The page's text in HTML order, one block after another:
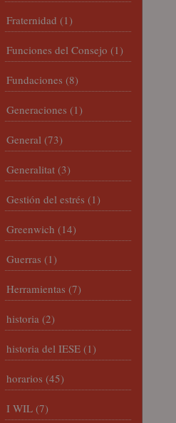
Fraternidad (1)
Funciones del Consejo (1)
Fundaciones (8)
Generaciones (1)
General (73)
Generalitat (3)
Gestión del estrés (1)
Greenwich (14)
Guerras (1)
Herramientas (7)
historia (2)
historia del IESE (1)
horarios (45)
I WIL (7)